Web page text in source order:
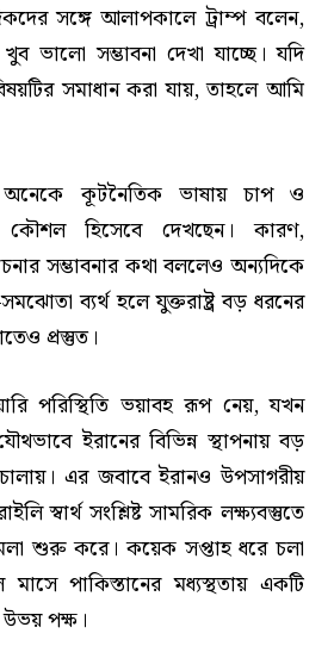
সঙ্গে আলাপকালে ট্রাম্প বলেন,
ভালো সম্ভাবনা দেখা যাচ্ছে। যদি
সমাধান করা যায়, তাহলে আমি
কূটনৈতিক ভাষায় চাপ ও
হিসেবে দেখছেন। কারণ,
সম্ভাবনার কথা বললেও অন্যদিকে
ব্যর্থ হলে যুক্তরাষ্ট্র বড় ধরনের
প্রস্তুত।
পরিস্থিতি ভয়াবহ রূপ নেয়, যখন
ইরানের বিভিন্ন স্থাপনায় বড়
এর জবাবে ইরানও উপসাগরীয়
স্বার্থ সংশ্লিষ্ট সামরিক লক্ষ্যবস্তুতে
শুরু করে। কয়েক সপ্তাহ ধরে চলা
পাকিস্তানের মধ্যস্থতায় একটি
উভয় পক্ষ।